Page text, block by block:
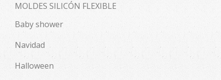
MOLDES SILICÓN FLEXIBLE
Baby shower
Navidad
Halloween